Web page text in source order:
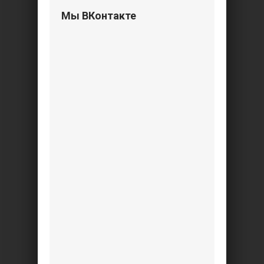
Мы ВКонтакте